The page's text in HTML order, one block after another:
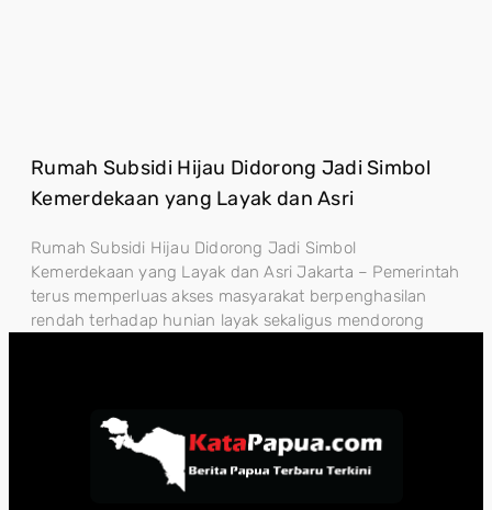
Rumah Subsidi Hijau Didorong Jadi Simbol
Kemerdekaan yang Layak dan Asri
Rumah Subsidi Hijau Didorong Jadi Simbol
Kemerdekaan yang Layak dan Asri Jakarta – Pemerintah
terus memperluas akses masyarakat berpenghasilan
rendah terhadap hunian layak sekaligus mendorong